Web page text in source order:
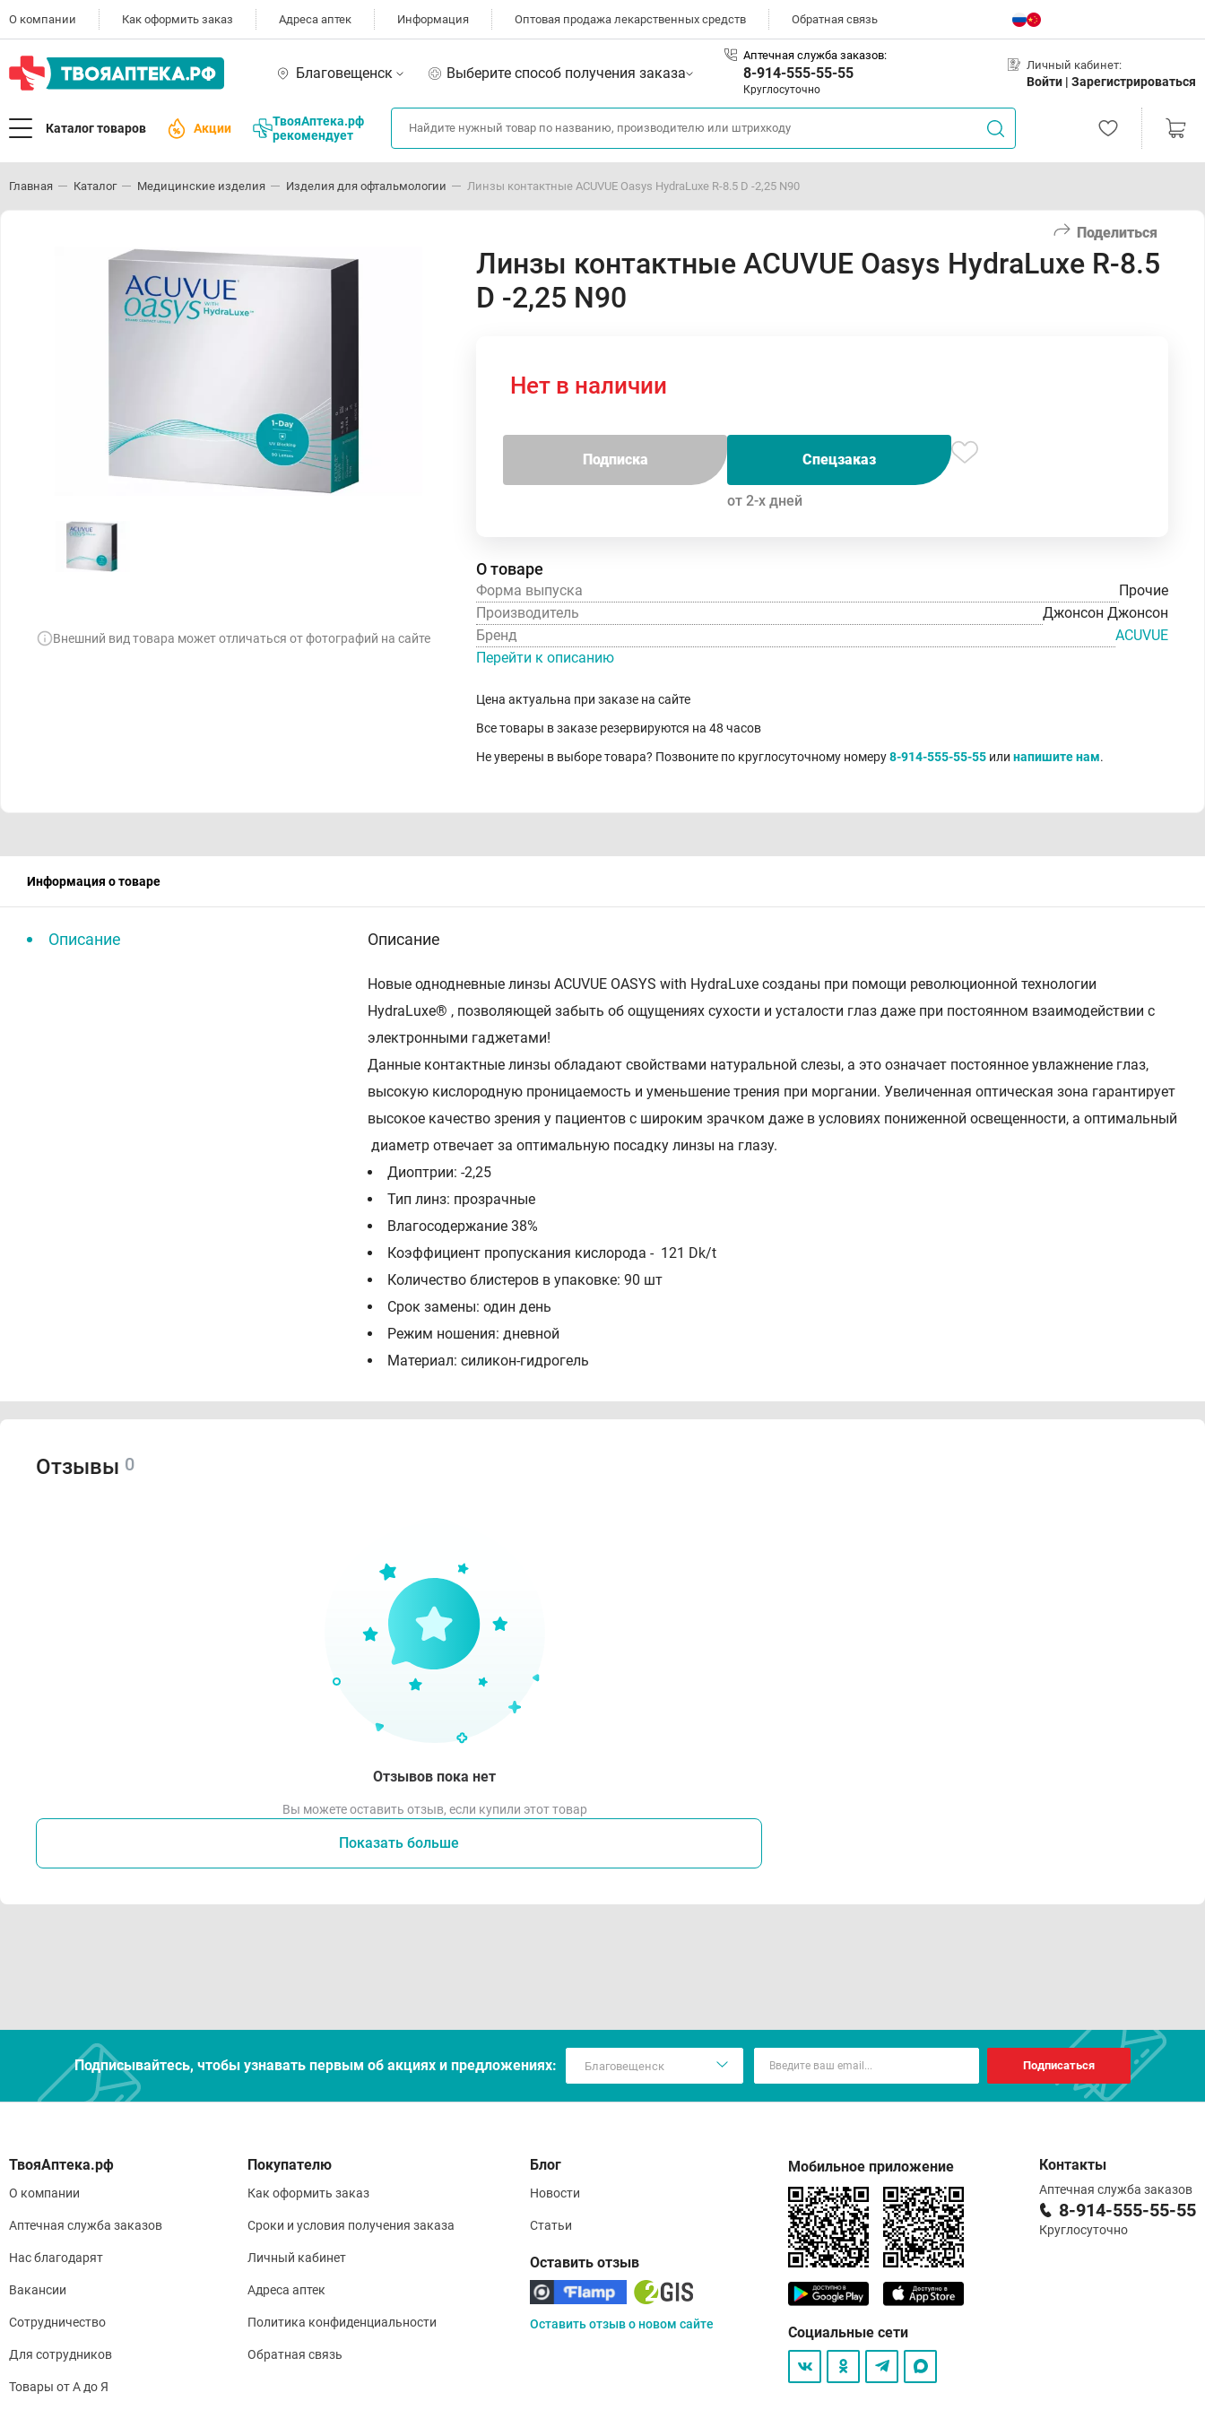
О компании Как оформить заказ Адреса аптек Информация Оптовая продажа лекарственных средств Обратная связь
Благовещенск Выберите способ получения заказа
Аптечная служба заказов:
8-914-555-55-55
Круглосуточно
Личный кабинет:
Войти | Зарегистрироваться
Каталог товаров Акции
ТвояАптека.рф
рекомендует
Главная Каталог Медицинские изделия Изделия для офтальмологии Линзы контактные ACUVUE Oasys HydraLuxe R-8.5 D -2,25 N90
Поделиться
Внешний вид товара может отличаться от фотографий на сайте
Линзы контактные ACUVUE Oasys HydraLuxe R-8.5
D -2,25 N90
Нет в наличии
Подписка Спецзаказ
от 2-х дней
О товаре
Форма выпуска
Прочие
Производитель
Джонсон Джонсон
Бренд
ACUVUE
Перейти к описанию
Цена актуальна при заказе на сайте
Все товары в заказе резервируются на 48 часов
Не уверены в выборе товара? Позвоните по круглосуточному номеру8-914-555-55-55 или напишите нам.
Информация о товаре
Описание Описание
Новые однодневные линзы ACUVUE OASYS with HydraLuxe созданы при помощи революционной технологии
HydraLuxe® , позволяющей забыть об ощущениях сухости и усталости глаз даже при постоянном взаимодействии с
электронными гаджетами!
Данные контактные линзы обладают свойствами натуральной слезы, а это означает постоянное увлажнение глаз,
высокую кислородную проницаемость и уменьшение трения при моргании. Увеличенная оптическая зона гарантирует
высокое качество зрения у пациентов с широким зрачком даже в условиях пониженной освещенности, а оптимальный
диаметр отвечает за оптимальную посадку линзы на глазу.
Диоптрии: -2,25
Тип линз: прозрачные
Влагосодержание 38%
Коэффициент пропускания кислорода - 121 Dk/t
Количество блистеров в упаковке: 90 шт
Срок замены: один день
Режим ношения: дневной
Материал: силикон-гидрогель
Отзывы 0
Отзывов пока нет
Вы можете оставить отзыв, если купили этот товар
Показать больше
Подписывайтесь, чтобы узнавать первым об акцияx и предложениях: Подписаться
О компании
Аптечная служба заказов
Нас благодарят
Вакансии
Сотрудничество
Для сотрудников
Товары от А до Я
Покупателю
Как оформить заказ
Сроки и условия получения заказа
Личный кабинет
Адреса аптек
Политика конфиденциальности
Обратная связь
Блог
Новости
Статьи
Оставить отзыв
Оставить отзыв о новом сайте
Мобильное приложение
Социальные сети
Контакты
Аптечная служба заказов
8-914-555-55-55
Круглосуточно